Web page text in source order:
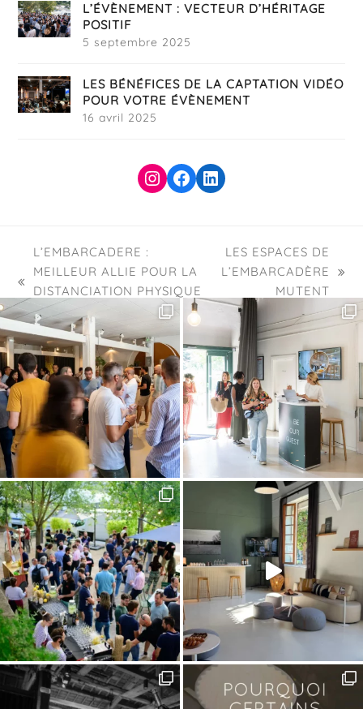
L’ÉVÈNEMENT : VECTEUR D’HÉRITAGE
POSITIF
5 septembre 2025
LES BÉNÉFICES DE LA CAPTATION VIDÉO
POUR VOTRE ÉVÈNEMENT
16 avril 2025
Instagram
Facebook
LinkedIn
previous
post:
L’EMBARCADERE :
MEILLEUR ALLIE POUR LA
DISTANCIATION PHYSIQUE
!
next
post:
LES ESPACES DE
L’EMBARCADÈRE
MUTENT